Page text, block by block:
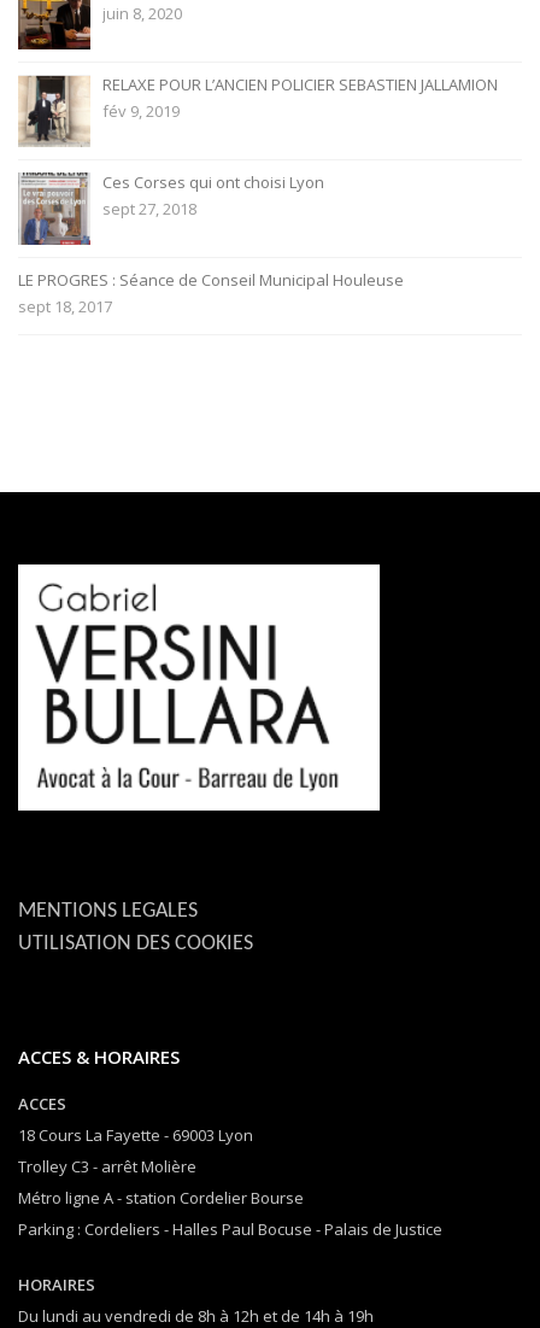
juin 8, 2020
RELAXE POUR L’ANCIEN POLICIER SEBASTIEN JALLAMION
fév 9, 2019
Ces Corses qui ont choisi Lyon
sept 27, 2018
LE PROGRES : Séance de Conseil Municipal Houleuse
sept 18, 2017
MENTIONS LEGALES
UTILISATION DES COOKIES
ACCES & HORAIRES
ACCES
18 Cours La Fayette - 69003 Lyon
Trolley C3 - arrêt Molière
Métro ligne A - station Cordelier Bourse
Parking : Cordeliers - Halles Paul Bocuse - Palais de Justice
HORAIRES
Du lundi au vendredi de 8h à 12h et de 14h à 19h